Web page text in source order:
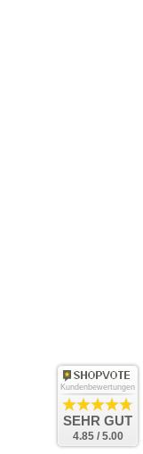
Kundenbewertungen
SEHR GUT
4.85 / 5.00